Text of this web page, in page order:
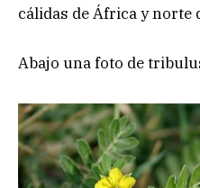
cálidas de África y norte
Abajo una foto de